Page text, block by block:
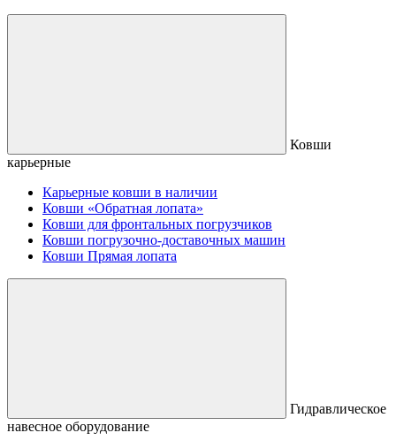
Ковши
карьерные
Карьерные ковши в наличии
Ковши «Обратная лопата»
Ковши для фронтальных погрузчиков
Ковши погрузочно-доставочных машин
Ковши Прямая лопата
Гидравлическое
навесное оборудование